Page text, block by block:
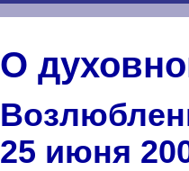
О
25 июня